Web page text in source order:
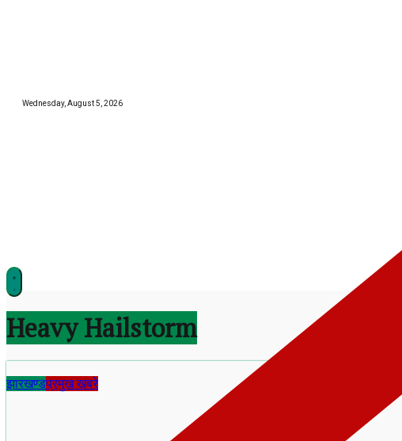
Wednesday, August 5, 2026
Heavy Hailstorm
झारखण्डप्रमुख खबरे